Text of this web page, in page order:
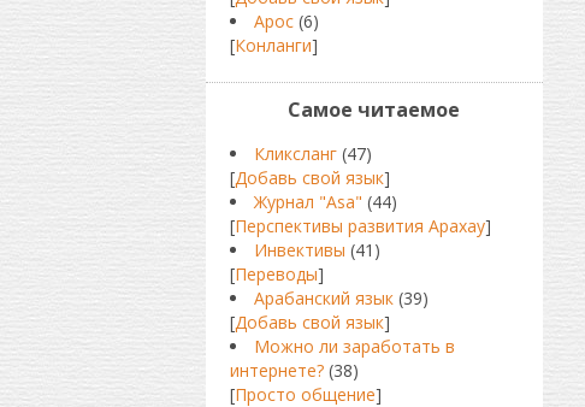
Арос (6)
[Конланги]
Самое читаемое
Кликсланг (47)
[Добавь свой язык]
Журнал "Asa" (44)
[Перспективы развития Арахау]
Инвективы (41)
[Переводы]
Арабанский язык (39)
[Добавь свой язык]
Можно ли заработать в
интернете? (38)
[Просто общение]